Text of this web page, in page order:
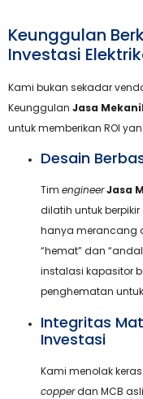
Keunggulan
Investasi
Kami bukan sekadar
Keunggulan Jasa
untuk memberikan ROI
Desain
Tim engineerJasa
dilatih untuk
hanya merancang
“hemat” dan
instalasi kapasitor
penghematan
Integritas
Investasi
Kami menolak
copperdan MCB